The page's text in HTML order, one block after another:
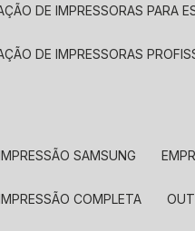
DE IMPRESSORAS PARA
DE IMPRESSORAS
SAMSUNG
COMPLETA